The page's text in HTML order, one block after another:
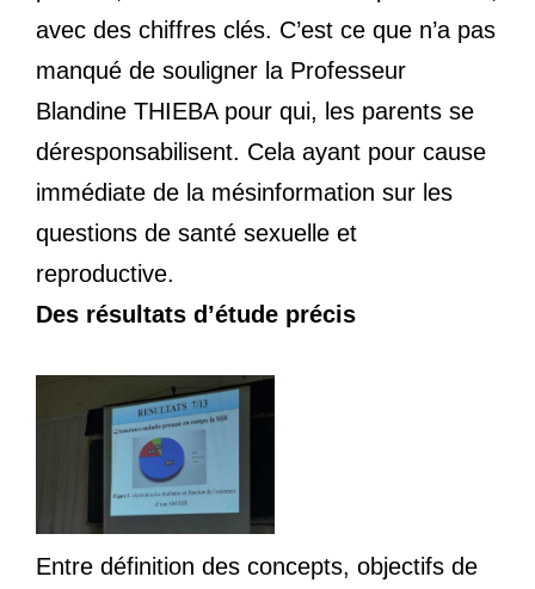
avec des chiffres clés. C’est ce que n’a pas
manqué de souligner la Professeur
Blandine THIEBA pour qui, les parents se
déresponsabilisent. Cela ayant pour cause
immédiate de la mésinformation sur les
questions de santé sexuelle et
reproductive.
Des résultats d’étude précis
Entre définition des concepts, objectifs de